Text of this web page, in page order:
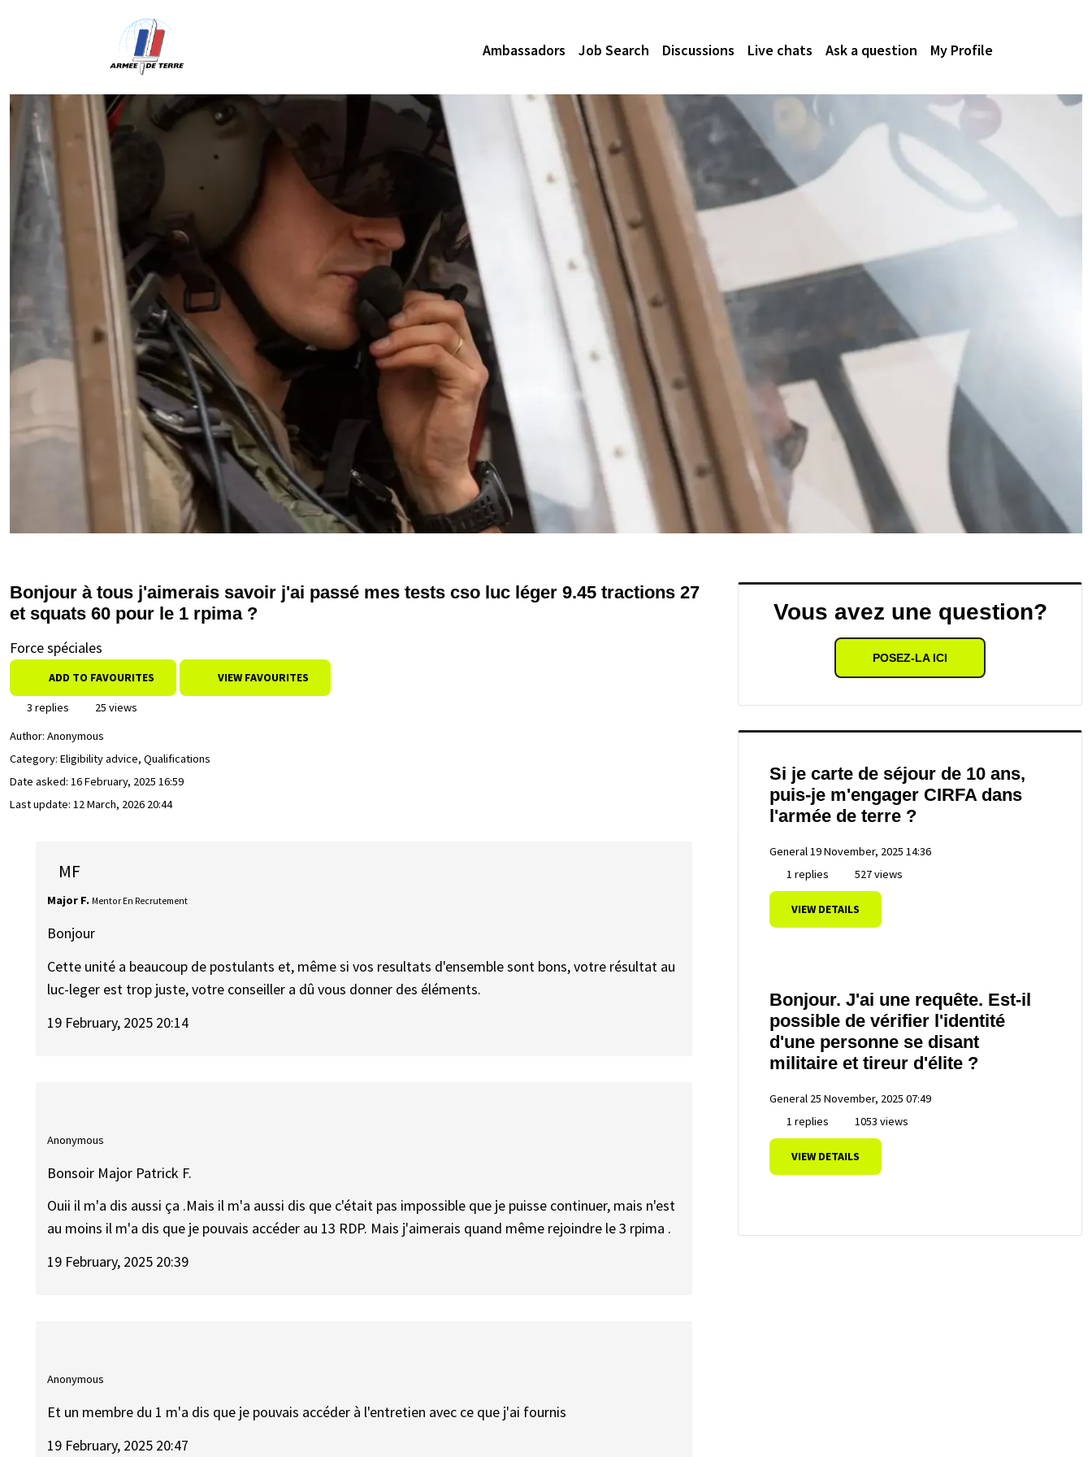
Ambassadors Job Search Discussions Live chats Ask a question My Profile
Bonjour à tous j'aimerais savoir j'ai passé mes tests cso luc léger 9.45 tractions 27
et squats 60 pour le 1 rpima ?
Force spéciales
ADD TO FAVOURITES VIEW FAVOURITES
3 replies
25 views
Author: Anonymous
Category: Eligibility advice, Qualifications
Date asked: 16 February, 2025 16:59
Last update: 12 March, 2026 20:44
MF
Major F. Mentor En Recrutement
Bonjour
Cette unité a beaucoup de postulants et, même si vos resultats d'ensemble sont bons, votre résultat au
luc-leger est trop juste, votre conseiller a dû vous donner des éléments.
19 February, 2025 20:14
Anonymous
Bonsoir Major Patrick F.
Ouii il m'a dis aussi ça .Mais il m'a aussi dis que c'était pas impossible que je puisse continuer, mais n'est
au moins il m'a dis que je pouvais accéder au 13 RDP. Mais j'aimerais quand même rejoindre le 3 rpima .
19 February, 2025 20:39
Anonymous
Et un membre du 1 m'a dis que je pouvais accéder à l'entretien avec ce que j'ai fournis
19 February, 2025 20:47
Vous avez une question?
POSEZ-LA ICI
Si je carte de séjour de 10 ans,
puis-je m'engager CIRFA dans
l'armée de terre ?
General19 November, 2025 14:36
1 replies
527 views
VIEW DETAILS
Bonjour. J'ai une requête. Est-il
possible de vérifier l'identité
d'une personne se disant
militaire et tireur d'élite ?
General 25 November, 2025 07:49
1 replies
1053 views
VIEW DETAILS